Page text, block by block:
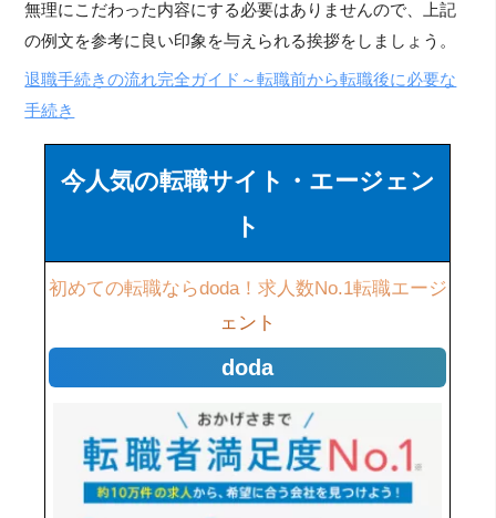
無理にこだわった内容にする必要はありませんので、上記
の例文を参考に良い印象を与えられる挨拶をしましょう。
退職手続きの流れ完全ガイド～転職前から転職後に必要な
手続き
今人気の転職サイト・エージェン
ト
初めての転職ならdoda！求人数No.1転職エージ
ェント
doda